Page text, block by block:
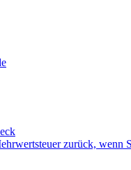
zurück, wenn